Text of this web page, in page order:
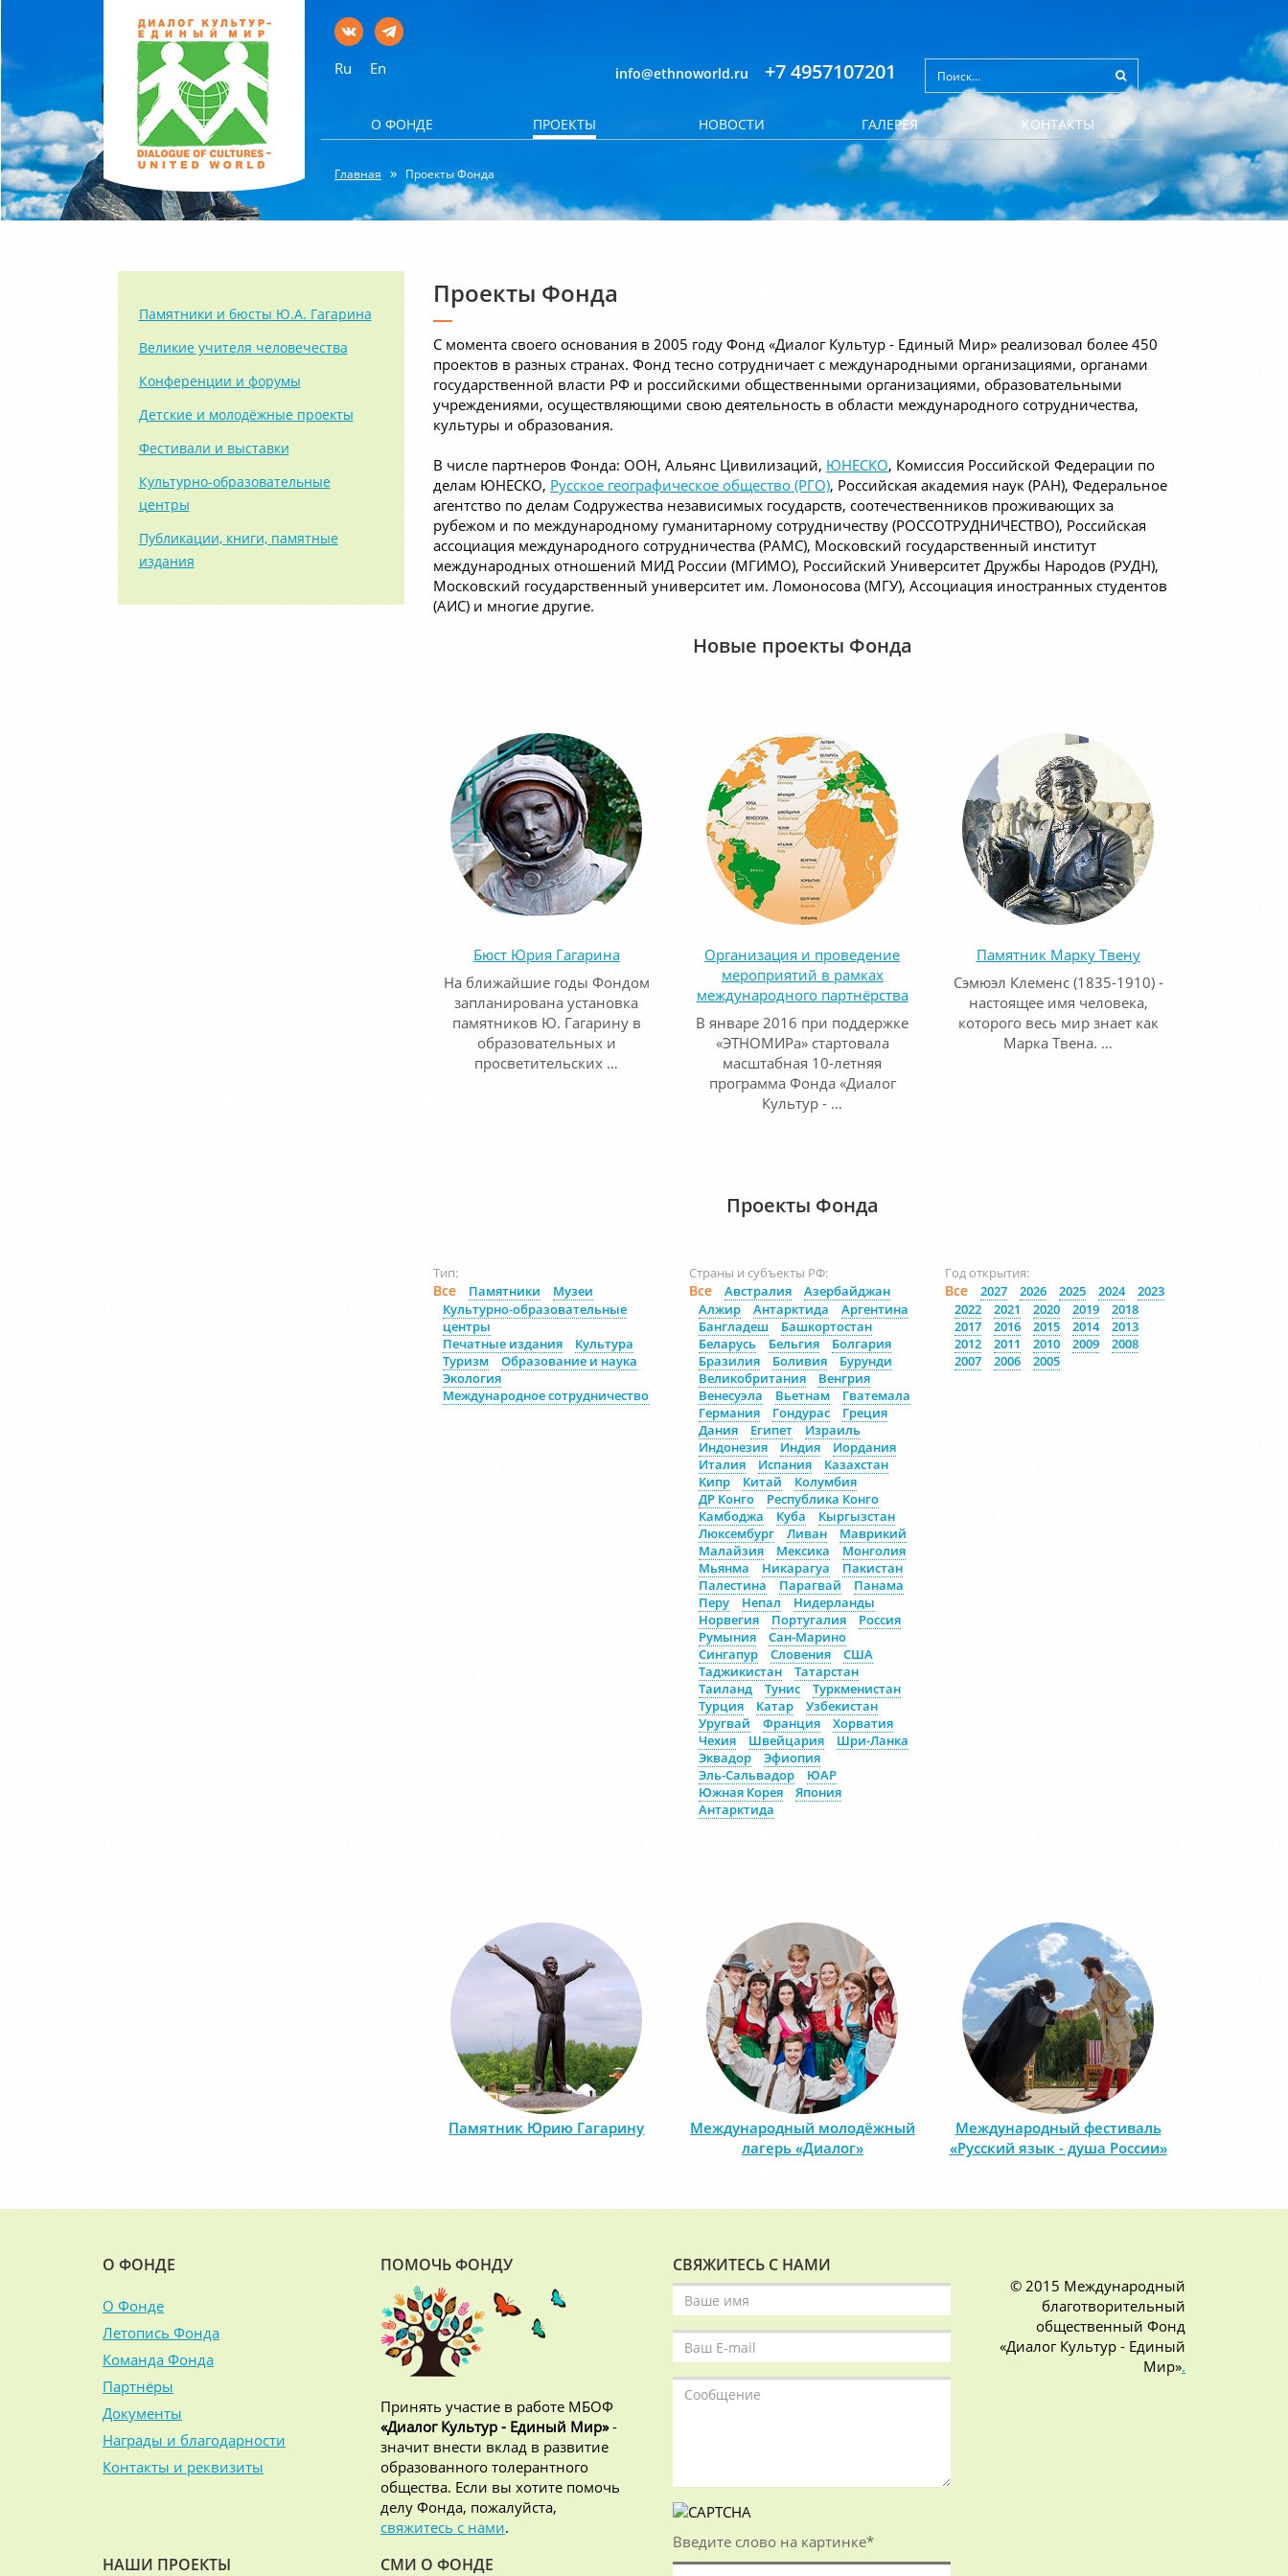
Ru En info@ethnoworld.ru +7 4957107201
О ФОНДЕ ПРОЕКТЫ НОВОСТИ ГАЛЕРЕЯ КОНТАКТЫ
Главная Проекты Фонда
Проекты Фонда
С момента своего основания в 2005 году Фонд «Диалог Культур - Единый Мир» реализовал более 450
проектов в разных странах. Фонд тесно сотрудничает с международными организациями, органами
государственной власти РФ и российскими общественными организациями, образовательными
учреждениями, осуществляющими свою деятельность в области международного сотрудничества,
культуры и образования.
В числе партнеров Фонда: ООН, Альянс Цивилизаций, ЮНЕСКО, Комиссия Российской Федерации по
делам ЮНЕСКО, Русское географическое общество (РГО), Российская академия наук (РАН), Федеральное
агентство по делам Содружества независимых государств, соотечественников проживающих за
рубежом и по международному гуманитарному сотрудничеству (РОССОТРУДНИЧЕСТВО), Российская
ассоциация международного сотрудничества (РАМС), Московский государственный институт
международных отношений МИД России (МГИМО), Российский Университет Дружбы Народов (РУДН),
Московский государственный университет им. Ломоносова (МГУ), Ассоциация иностранных студентов
(АИС) и многие другие.
Новые проекты Фонда
Бюст Юрия Гагарина
На ближайшие годы Фондом
запланирована установка
памятников Ю. Гагарину в
образовательных и
просветительских …
Организация и проведение
мероприятий в рамках
международного партнёрства
В январе 2016 при поддержке
«ЭТНОМИРа» стартовала
масштабная 10-летняя
программа Фонда «Диалог
Культур - …
Памятник Марку Твену
Сэмюэл Клеменс (1835-1910) -
настоящее имя человека,
которого весь мир знает как
Марка Твена. …
Проекты Фонда
Тип:
Все Памятники
Музеи
Культурно-образовательные
центры
Печатные издания
Культура
Туризм
Образование и наука
Экология
Международное сотрудничество
Страны и субъекты РФ:
Все Австралия
Азербайджан
Алжир
Антарктида
Аргентина
Бангладеш
Башкортостан
Беларусь
Бельгия
Болгария
Бразилия
Боливия
Бурунди
Великобритания
Венгрия
Венесуэла
Вьетнам
Гватемала
Германия
Гондурас
Греция
Дания
Египет
Израиль
Индонезия
Индия
Иордания
Италия
Испания
Казахстан
Кипр
Китай
Колумбия
ДР Конго
Республика Конго
Камбоджа
Куба
Кыргызстан
Люксембург
Ливан
Маврикий
Малайзия
Мексика
Монголия
Мьянма
Никарагуа
Пакистан
Палестина
Парагвай
Панама
Перу
Непал
Нидерланды
Норвегия
Португалия
Россия
Румыния
Сан-Марино
Сингапур
Словения
США
Таджикистан
Татарстан
Таиланд
Тунис
Туркменистан
Турция
Катар
Узбекистан
Уругвай
Франция
Хорватия
Чехия
Швейцария
Шри-Ланка
Эквадор
Эфиопия
Эль-Сальвадор
ЮАР
Южная Корея
Япония
Антарктида
Год открытия:
Все 2027 2026 2025 2024
2023
2022
2021 2020 2019
2018
2017
2016 2015 2014
2013
2012
2011 2010 2009
2008
2007
2006 2005
Памятник Юрию Гагарину
Международный молодёжный
лагерь «Диалог»
Международный фестиваль
«Русский язык - душа России»
Памятники и бюсты Ю.А. Гагарина
Великие учителя человечества
Конференции и форумы
Детские и молодёжные проекты
Фестивали и выставки
Культурно-образовательные
центры
Публикации, книги, памятные
издания
О ФОНДЕ
О Фонде
Летопись Фонда
Команда Фонда
Партнёры
Документы
Награды и благодарности
Контакты и реквизиты
ПОМОЧЬ ФОНДУ
Принять участие в работе МБОФ
«Диалог Культур - Единый Мир»-
значит внести вклад в развитие
образованного толерантного
общества. Если вы хотите помочь
делу Фонда, пожалуйста,
свяжитесь с нами.
НАШИ ПРОЕКТЫ СМИ О ФОНДЕ
СВЯЖИТЕСЬ С НАМИ
Введите слово на картинке*
© 2015 Международный
благотворительный
общественный Фонд
«Диалог Культур - Единый
Мир».